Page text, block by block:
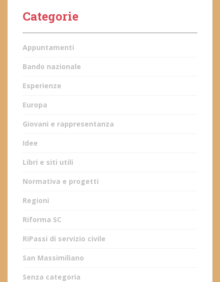
Categorie
Appuntamenti
Bando nazionale
Esperienze
Europa
Giovani e rappresentanza
Idee
Libri e siti utili
Normativa e progetti
Regioni
Riforma SC
RiPassi di servizio civile
San Massimiliano
Senza categoria